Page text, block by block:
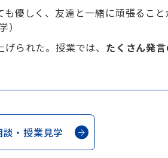
優しく、友達と一緒に頑張ること
られた。授業では、 たくさん発
談・授業見学